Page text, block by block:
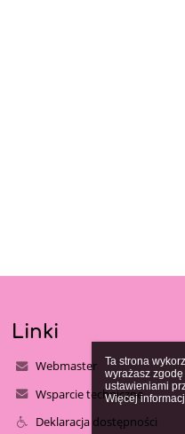
Ta strona
wyrażasz
ustawieniami
Więcej
Linki
Webmaster
Wsparcie techniczne
Deklaracja dostępności